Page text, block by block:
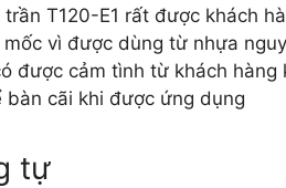
trần T120-E1 rất được khách
vì được dùng từ nhựa
được cảm tình từ khách
bàn cãi khi được ứng dụng
tự